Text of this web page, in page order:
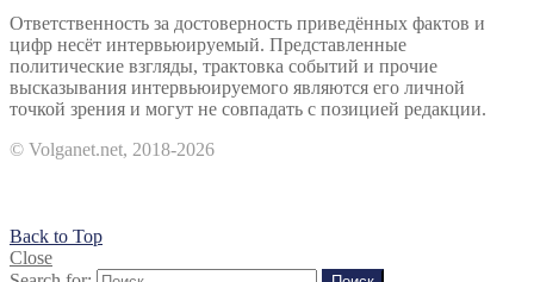
Ответственность за достоверность приведённых фактов и
цифр несёт интервьюируемый. Представленные
политические взгляды, трактовка событий и прочие
высказывания интервьюируемого являются его личной
точкой зрения и могут не совпадать с позицией редакции.
© Volganet.net, 2018-2026
Back to Top
Close